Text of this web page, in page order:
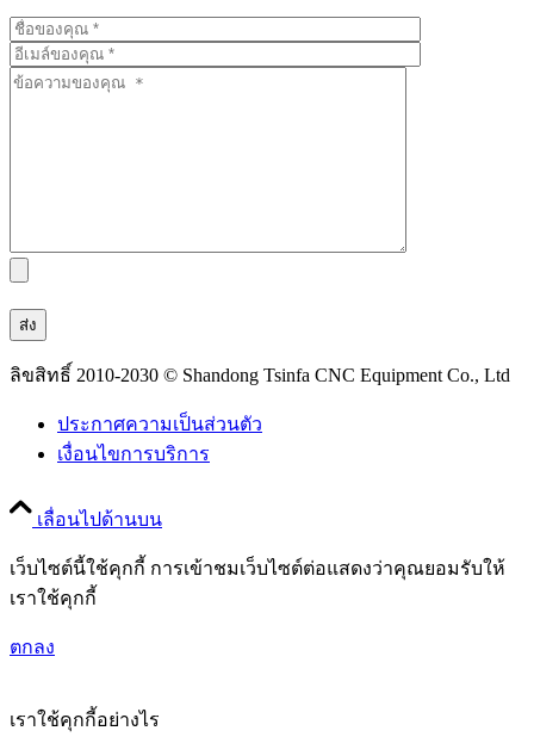
ลิขสิทธิ์ 2010-2030 © Shandong Tsinfa CNC Equipment Co., Ltd
ประกาศความเป็นส่วนตัว
เงื่อนไขการบริการ
เลื่อนไปด้านบน
เว็บไซต์นี้ใช้คุกกี้ การเข้าชมเว็บไซต์ต่อแสดงว่าคุณยอมรับให้
เราใช้คุกกี้
ตกลง
เราใช้คุกกี้อย่างไร